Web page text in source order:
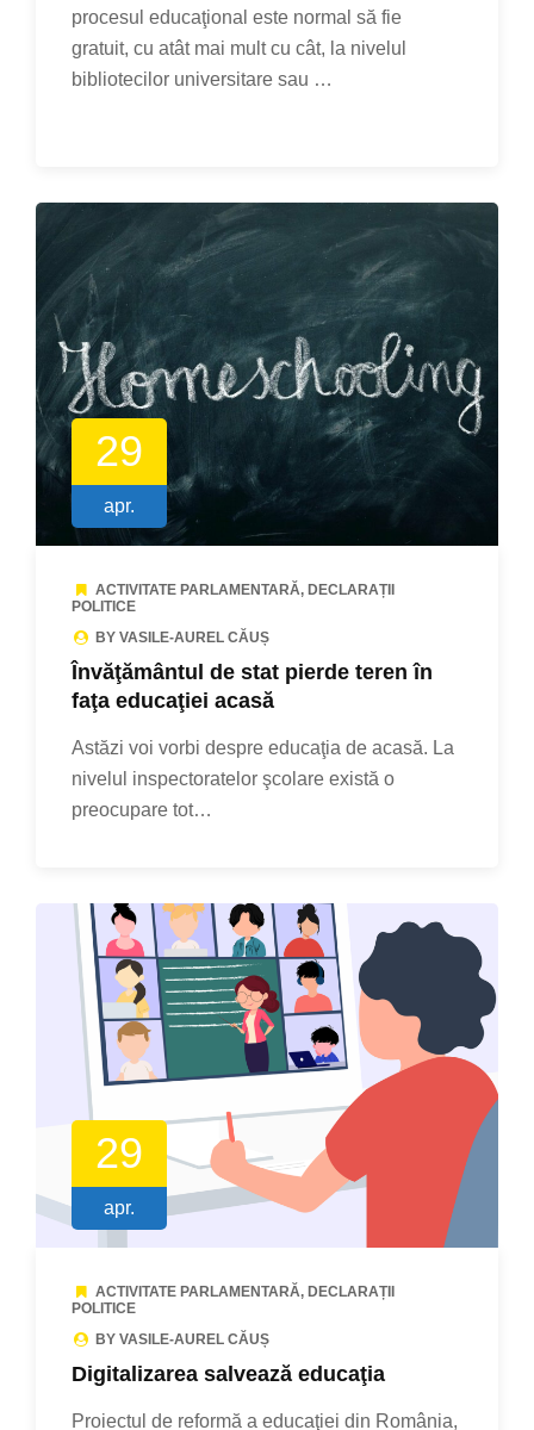
procesul educaţional este normal să fie
gratuit, cu atât mai mult cu cât, la nivelul
bibliotecilor universitare sau …
29
apr.
ACTIVITATE PARLAMENTARĂ, DECLARAȚII
POLITICE
BY VASILE-AUREL CĂUȘ
Învăţământul de stat pierde teren în
faţa educaţiei acasă
Astăzi voi vorbi despre educaţia de acasă. La
nivelul inspectoratelor şcolare există o
preocupare tot…
29
apr.
ACTIVITATE PARLAMENTARĂ, DECLARAȚII
POLITICE
BY VASILE-AUREL CĂUȘ
Digitalizarea salvează educaţia
Proiectul de reformă a educaţiei din România,